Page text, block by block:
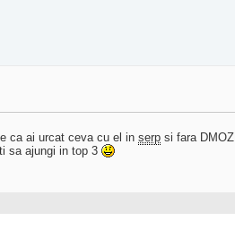
ca ai urcat ceva cu el in serp si fara DMOZ
sa ajungi in top 3